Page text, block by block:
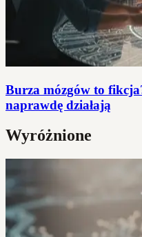
Burza mózgów to
naprawdę działają
Wyróżnione